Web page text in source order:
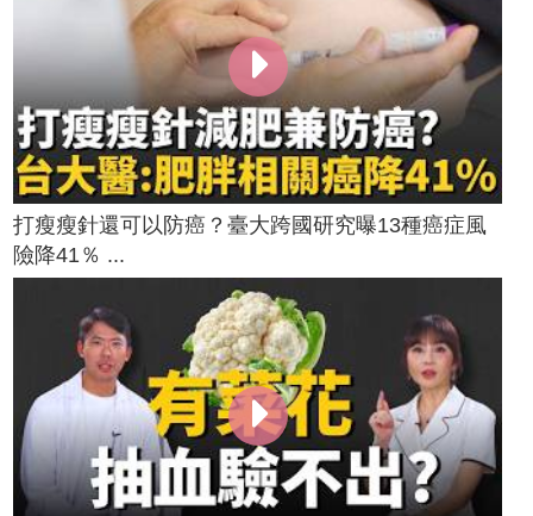
打瘦瘦針還可以防癌？臺大跨國研究曝13種癌症風
險降41％ ...